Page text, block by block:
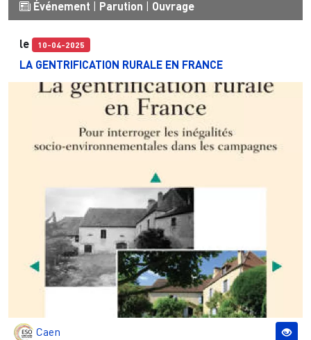
Événement Parution Ouvrage
le 10-04-2025
LA GENTRIFICATION RURALE EN FRANCE
Caen